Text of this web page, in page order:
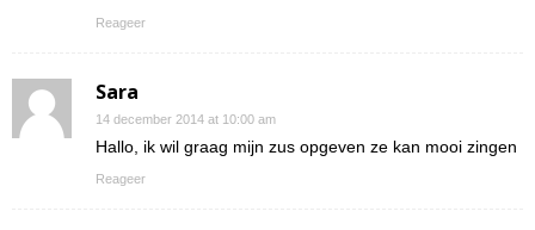
Reageer
Sara
14 december 2014 at 10:00 am
Hallo, ik wil graag mijn zus opgeven ze kan mooi zingen
Reageer